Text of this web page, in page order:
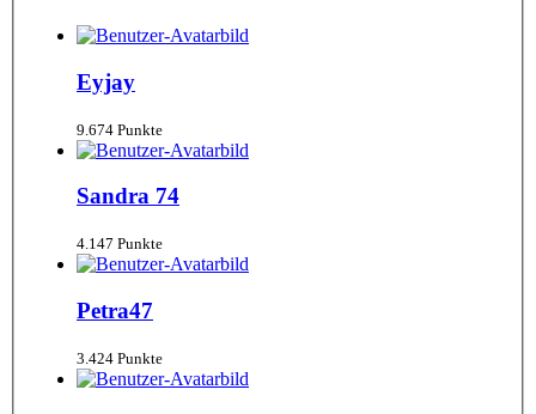
Eyjay
9.674 Punkte
Sandra 74
4.147 Punkte
Petra47
3.424 Punkte